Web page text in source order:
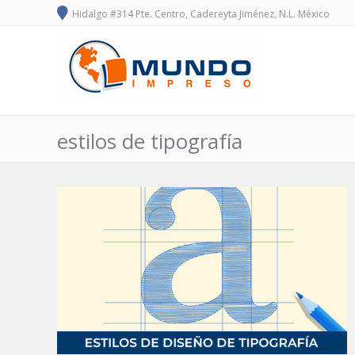
Hidalgo #314 Pte. Centro, Cadereyta Jiménez, N.L. México
estilos de tipografía